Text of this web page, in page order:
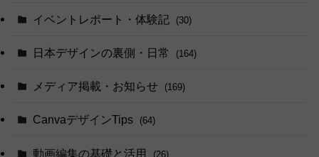
イベントレポート・体験記 (30)
日本デザインの裏側・日常 (164)
メディア掲載・お知らせ (169)
CanvaデザインTips (64)
動画編集の基礎と活用 (26)